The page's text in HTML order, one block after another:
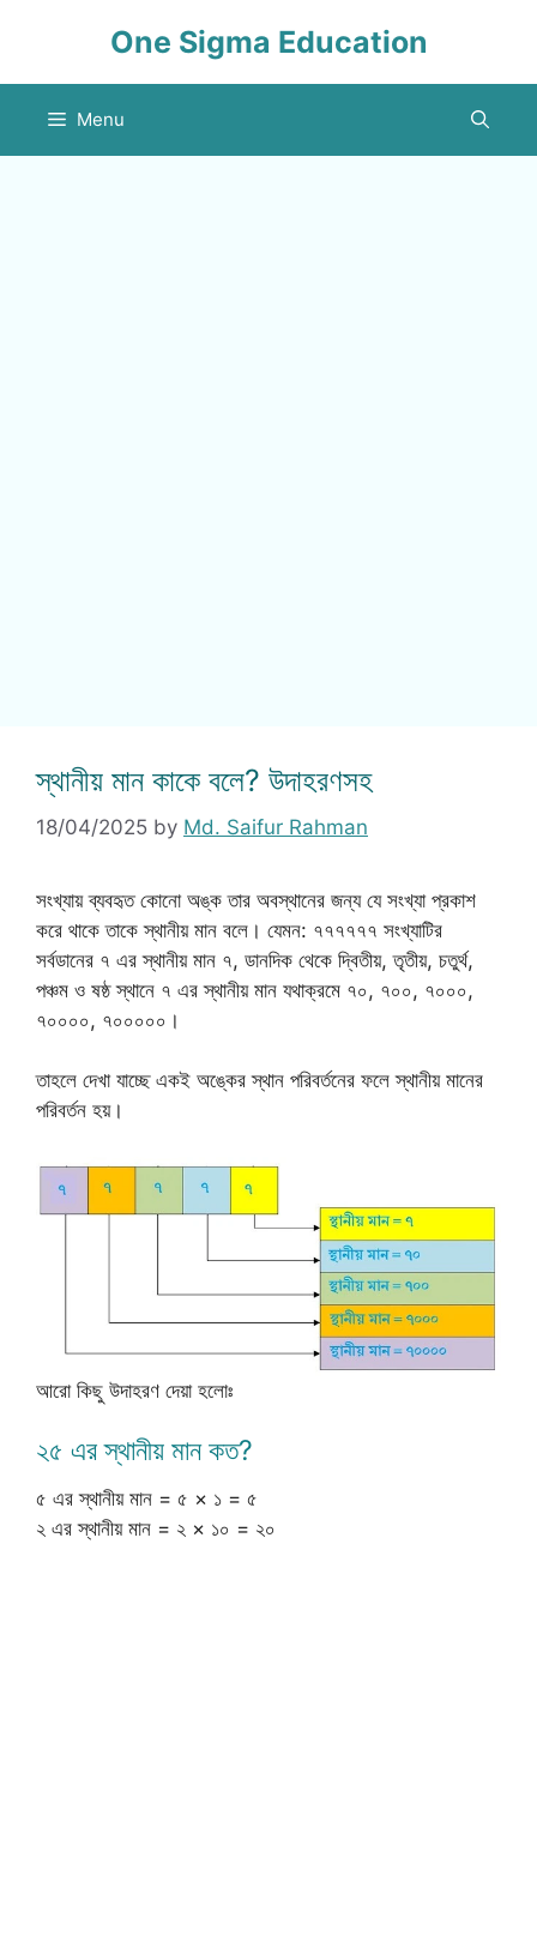
One Sigma Education
Menu
স্থানীয় মান কাকে বলে? উদাহরণসহ
18/04/2025 by Md. Saifur Rahman
সংখ্যায় ব্যবহৃত কোনো অঙ্ক তার অবস্থানের জন্য যে সংখ্যা প্রকাশ
করে থাকে তাকে স্থানীয় মান বলে। যেমন: ৭৭৭৭৭৭ সংখ্যাটির
সর্বডানের ৭ এর স্থানীয় মান ৭, ডানদিক থেকে দ্বিতীয়, তৃতীয়, চতুর্থ,
পঞ্চম ও ষষ্ঠ স্থানে ৭ এর স্থানীয় মান যথাক্রমে ৭০, ৭০০, ৭০০০,
৭০০০০, ৭০০০০০।
তাহলে দেখা যাচ্ছে একই অঙ্কের স্থান পরিবর্তনের ফলে স্থানীয় মানের
পরিবর্তন হয়।
আরো কিছু উদাহরণ দেয়া হলোঃ
২৫ এর স্থানীয় মান কত?
৫ এর স্থানীয় মান = ৫ × ১ = ৫
২ এর স্থানীয় মান = ২ × ১০ = ২০